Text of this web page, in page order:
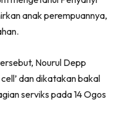
anak perempuannya,
Nourul Depp
dan dikatakan bakal
serviks pada 14 Ogos